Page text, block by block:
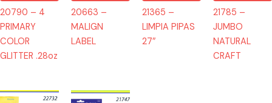
20790 – 4
PRIMARY
COLOR
GLITTER .28oz
20663 –
MALIGN
LABEL
21365 –
LIMPIA PIPAS
27″
21785 –
JUMBO
NATURAL
CRAFT
22732
21747